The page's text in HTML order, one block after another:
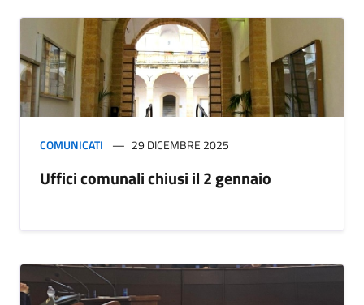
COMUNICATI 29 DICEMBRE 2025
Uffici comunali chiusi il 2 gennaio